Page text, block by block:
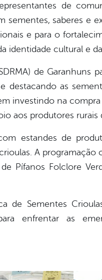
de
sementes, saberes e
e para o
identidade cultural e
de Garanhuns
destacando as
investindo na
aos produtores
estandes de
A programação
Pífanos Folclore
de Sementes
enfrentar as